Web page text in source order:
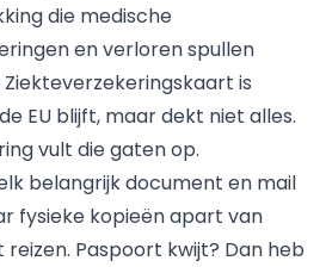
die medische
en verloren spullen
is
EU blijft, maar dekt niet alles.
vult die gaten op.
belangrijk document en mail
fysieke kopieën apart van
Paspoort kwijt? Dan heb